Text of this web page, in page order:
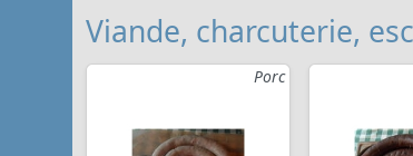
Viande, charcuterie,
Porc